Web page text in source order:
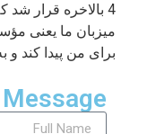
4 بالاخره قرار
میزبان ما یعنی
برای من پیدا کند و